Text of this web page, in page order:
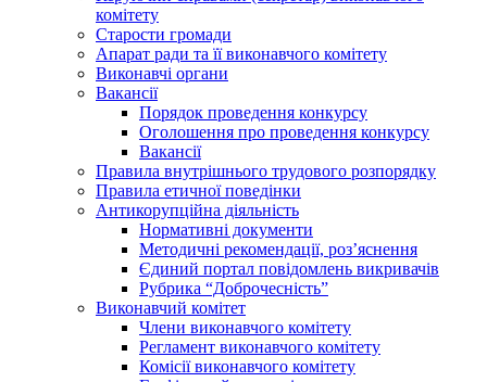
комітету
Старости громади
Апарат ради та її виконавчого комітету
Виконавчі органи
Вакансії
Порядок проведення конкурсу
Оголошення про проведення конкурсу
Вакансії
Правила внутрішнього трудового розпорядку
Правила етичної поведінки
Антикорупційна діяльність
Нормативні документи
Методичні рекомендації, роз’яснення
Єдиний портал повідомлень викривачів
Рубрика “Доброчесність”
Виконавчий комітет
Члени виконавчого комітету
Регламент виконавчого комітету
Комісії виконавчого комітету